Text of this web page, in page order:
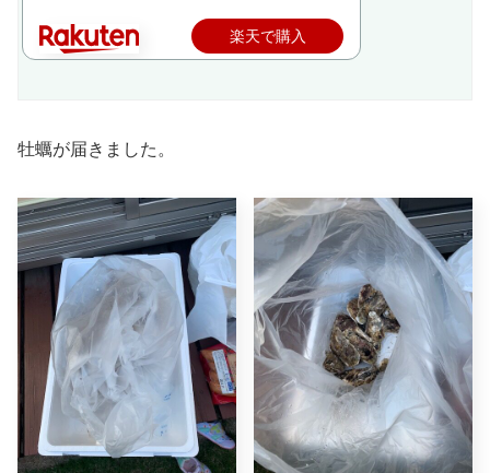
楽天で購入
牡蠣が届きました。